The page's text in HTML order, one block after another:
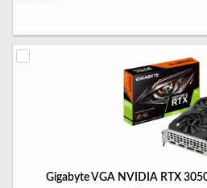
Gigabyte VGA NVIDIA RTX